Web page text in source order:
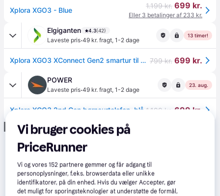
Xplora XGO3 - Blue 1.199 kr. 699 kr.
Eller 3 betalinger af 233 kr.
Elgiganten 4.3(42)
Laveste pris·49 kr. fragt, 1-2 dage
13 timer!
Xplora XGO3 XConnect Gen2 smartur til børn med SIM inkluderet (blå) 799 kr. 699 kr.
POWER
Laveste pris·49 kr. fragt, 1-2 dage
23. aug.
Xplora XGO3 2nd Gen børneurtelefon, blå. 1.199 kr. 699 kr.
Annonce
Vi bruger cookies på
PriceRunner
Vi og vores152 partnere gemmer og får adgang til
personoplysninger, f.eks. browserdata eller unikke
identifikatorer, på din enhed. Hvis du vælger Accepter, gør
det muligt for sporingsteknologier at understøtte de formål,